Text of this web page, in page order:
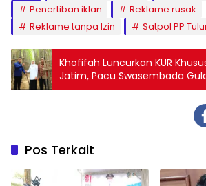
Penertiban iklan
Reklame rusak
Reklame tanpa Izin
Satpol PP
Khofifah Luncurkan KUR
Jatim, Pacu Swasembada
Pos Terkait